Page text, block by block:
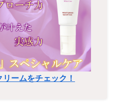
ームをチェック！